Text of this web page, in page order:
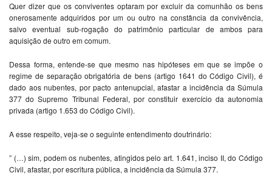
Quer dizer que os conviventes optaram por excluir da comunhão os bens
onerosamente adquiridos por um ou outro na constância da convivência,
salvo eventual sub-rogação do patrimônio particular de ambos para
aquisição de outro em comum.
Dessa forma, entende-se que mesmo nas hipóteses em que se impõe o
regime de separação obrigatória de bens (artigo 1641 do Código Civil), é
dado aos nubentes, por pacto antenupcial, afastar a incidência da Súmula
377 do Supremo Tribunal Federal, por constituir exercício da autonomia
privada (artigo 1.653 do Código Civil).
A esse respeito, veja-se o seguinte entendimento doutrinário:
” (…) sim, podem os nubentes, atingidos pelo art. 1.641, inciso II, do Código
Civil, afastar, por escritura pública, a incidência da Súmula 377.